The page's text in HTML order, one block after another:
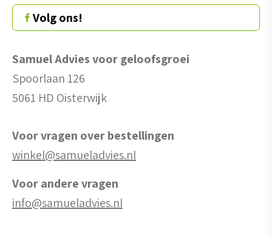
Volg ons!
Samuel Advies voor geloofsgroei
Spoorlaan 126
5061 HD Oisterwijk
Voor vragen over bestellingen
winkel@samueladvies.nl
Voor andere vragen
info@samueladvies.nl